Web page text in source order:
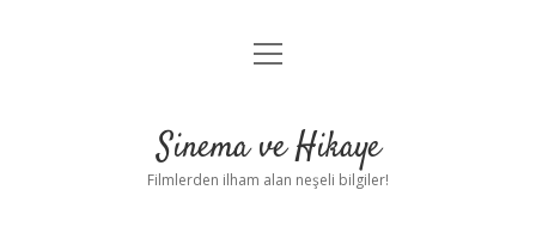
Gizlilik Politikası
Yasal Uyarı
menüyü
Sinema ve Hikaye
Filmlerden ilham alan neşeli bilgiler!